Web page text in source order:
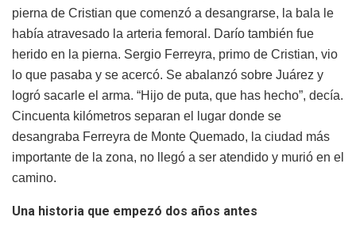
pierna de Cristian que comenzó a desangrarse, la bala le
había atravesado la arteria femoral. Darío también fue
herido en la pierna. Sergio Ferreyra, primo de Cristian, vio
lo que pasaba y se acercó. Se abalanzó sobre Juárez y
logró sacarle el arma. “Hijo de puta, que has hecho”, decía.
Cincuenta kilómetros separan el lugar donde se
desangraba Ferreyra de Monte Quemado, la ciudad más
importante de la zona, no llegó a ser atendido y murió en el
camino.
Una historia que empezó dos años antes